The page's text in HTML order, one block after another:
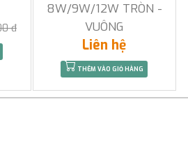
đ
8W/9W/12W TRÒN -
VUÔNG
Liên hệ
THÊM VÀO GIỎ HÀNG